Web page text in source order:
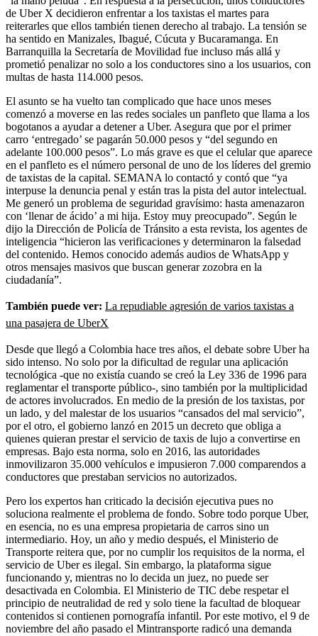
de Uber X decidieron enfrentar a los taxistas el martes para
reiterarles que ellos también tienen derecho al trabajo. La tensión se
ha sentido en Manizales, Ibagué, Cúcuta y Bucaramanga. En
Barranquilla la Secretaría de Movilidad fue incluso más allá y
prometió penalizar no solo a los conductores sino a los usuarios, con
multas de hasta 114.000 pesos.
El asunto se ha vuelto tan complicado que hace unos meses
comenzó a moverse en las redes sociales un panfleto que llama a los
bogotanos a ayudar a detener a Uber. Asegura que por el primer
carro ‘entregado’ se pagarán 50.000 pesos y “del segundo en
adelante 100.000 pesos”. Lo más grave es que el celular que aparece
en el panfleto es el número personal de uno de los líderes del gremio
de taxistas de la capital. SEMANA lo contactó y contó que “ya
interpuse la denuncia penal y están tras la pista del autor intelectual.
Me generó un problema de seguridad gravísimo: hasta amenazaron
con ‘llenar de ácido’ a mi hija. Estoy muy preocupado”. Según le
dijo la Dirección de Policía de Tránsito a esta revista, los agentes de
inteligencia “hicieron las verificaciones y determinaron la falsedad
del contenido. Hemos conocido además audios de WhatsApp y
otros mensajes masivos que buscan generar zozobra en la
ciudadanía”.
También puede ver: La repudiable agresión de varios taxistas a
una pasajera de UberX
Desde que llegó a Colombia hace tres años, el debate sobre Uber ha
sido intenso. No solo por la dificultad de regular una aplicación
tecnológica -que no existía cuando se creó la Ley 336 de 1996 para
reglamentar el transporte público-, sino también por la multiplicidad
de actores involucrados. En medio de la presión de los taxistas, por
un lado, y del malestar de los usuarios “cansados del mal servicio”,
por el otro, el gobierno lanzó en 2015 un decreto que obliga a
quienes quieran prestar el servicio de taxis de lujo a convertirse en
empresas. Bajo esta norma, solo en 2016, las autoridades
inmovilizaron 35.000 vehículos e impusieron 7.000 comparendos a
conductores que prestaban servicios no autorizados.
Pero los expertos han criticado la decisión ejecutiva pues no
soluciona realmente el problema de fondo. Sobre todo porque Uber,
en esencia, no es una empresa propietaria de carros sino un
intermediario. Hoy, un año y medio después, el Ministerio de
Transporte reitera que, por no cumplir los requisitos de la norma, el
servicio de Uber es ilegal. Sin embargo, la plataforma sigue
funcionando y, mientras no lo decida un juez, no puede ser
desactivada en Colombia. El Ministerio de TIC debe respetar el
principio de neutralidad de red y solo tiene la facultad de bloquear
contenidos si contienen pornografía infantil. Por este motivo, el 9 de
noviembre del año pasado el Mintransporte radicó una demanda